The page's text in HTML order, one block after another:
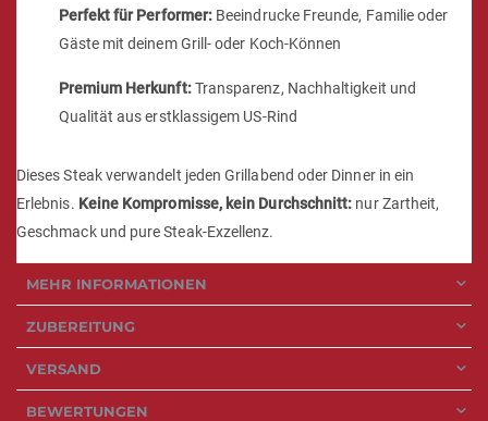
Perfekt für Performer: Beeindrucke Freunde, Familie oder
Gäste mit deinem Grill- oder Koch-Können
Premium Herkunft:Transparenz, Nachhaltigkeit und
Qualität aus erstklassigem US-Rind
Dieses Steak verwandelt jeden Grillabend oder Dinner in ein
Erlebnis. Keine Kompromisse, kein Durchschnitt: nur Zartheit,
Geschmack und pure Steak-Exzellenz.
MEHR INFORMATIONEN
ZUBEREITUNG
VERSAND
BEWERTUNGEN